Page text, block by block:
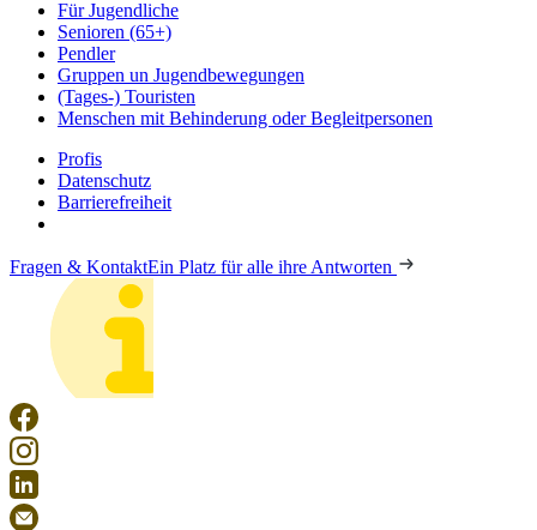
Für Jugendliche
Senioren (65+)
Pendler
Gruppen un Jugendbewegungen
(Tages-) Touristen
Menschen mit Behinderung oder Begleitpersonen
Profis
Datenschutz
Barrierefreiheit
Fragen & KontaktEin Platz für alle ihre Antworten